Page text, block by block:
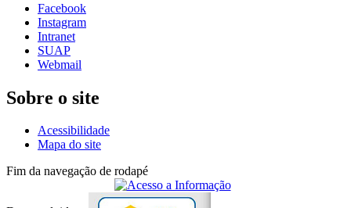
Facebook
Instagram
Intranet
SUAP
Webmail
Sobre o site
Acessibilidade
Mapa do site
Fim da navegação de rodapé